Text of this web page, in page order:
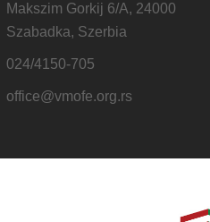
Makszim Gorkij 6/A, 24000
Szabadka, Szerbia
024/4150-705
office@vmofe.org.rs